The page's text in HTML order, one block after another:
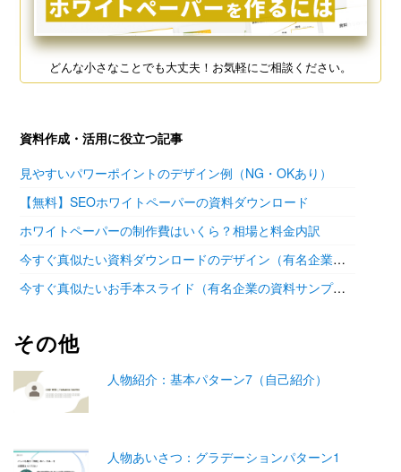
どんな小さなことでも大丈夫！お気軽にご相談ください。
資料作成・活用に役立つ記事
見やすいパワーポイントのデザイン例（NG・OKあり）
【無料】SEOホワイトペーパーの資料ダウンロード
ホワイトペーパーの制作費はいくら？相場と料金内訳
今すぐ真似たい資料ダウンロードのデザイン（有名企業の参考あり）
今すぐ真似たいお手本スライド（有名企業の資料サンプル11選）
その他
人物紹介：基本パターン7（自己紹介）
人物あいさつ：グラデーションパターン1